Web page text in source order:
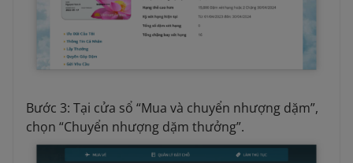
Bước 3: Tại cửa sổ “Mua và chuyển nhượng dặm”,
chọn “Chuyển nhượng dặm thưởng”.